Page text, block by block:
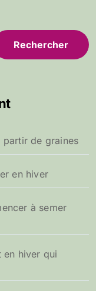
partir de graines
en hiver
à semer
en hiver qui